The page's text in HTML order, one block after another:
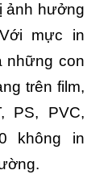
ảnh hưởng
mực in
những con
trên film,
PS, PVC,
không in